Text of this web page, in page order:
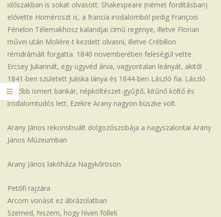
időszakban is sokat olvasott: Shakespeare (német fordításban)
elővette Homéroszt is, a francia irodalomból pedig François
Fénelon Télemakhosz kalandjai című regénye, illetve Florian
művei után Molière-t kezdett olvasni, illetve Crébillon
rémdrámáit forgatta. 1840 novemberében feleségül vette
Ercsey Juliannát, egy ügyvéd árva, vagyontalan leányát, akitől
1841-ben született Juliska lánya és 1844-ben László fia. László
később ismert bankár, népköltészet-gyűjtő, kitűnő költő és
irodalomtudós lett. Ezekre Arany nagyon büszke volt.
Arany János rekonstruált dolgozószobája a nagyszalontai Arany
János Múzeumban
Arany János lakóháza Nagykőrösön
Petőfi rajzára
Arcom vonásit ez ábrázolatban
Szemed, hiszem, hogy híven fölleli.